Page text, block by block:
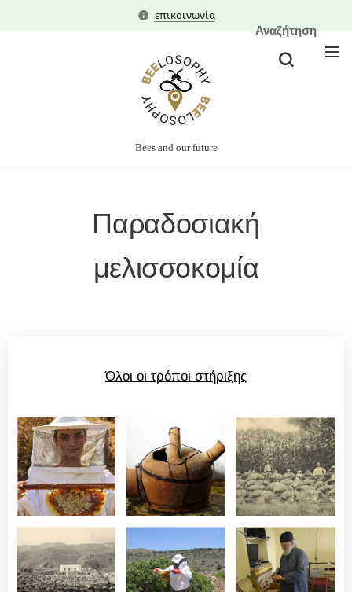
επικοινωνία
Bees and our future
Αναζήτηση
Παραδοσιακή
μελισσοκομία
Όλοι οι τρόποι στήριξης